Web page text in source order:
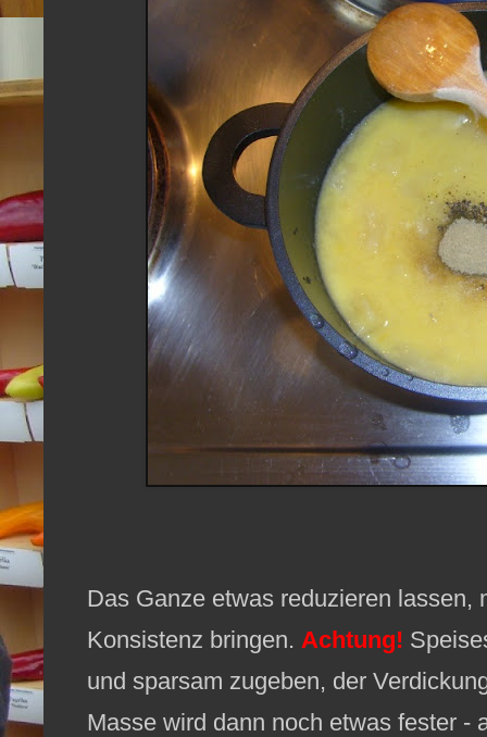
Das Ganze etwas reduzieren
Konsistenz bringen. Achtung!
und sparsam zugeben, der
Masse wird dann noch etwas fester -